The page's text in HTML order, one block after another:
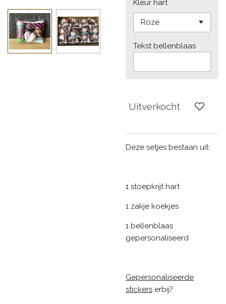
Kleur hart
Tekst bellenblaas
Uitverkocht
Deze setjes bestaan uit:
1 stoepkrijt hart
1 zakje koekjes
1 bellenblaas
gepersonaliseerd
Gepersonaliseerde
stickers erbij?